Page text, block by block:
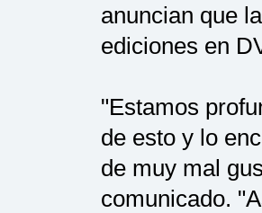
anuncian que
ediciones en
"Estamos
de esto y lo
de muy mal
comunicado.